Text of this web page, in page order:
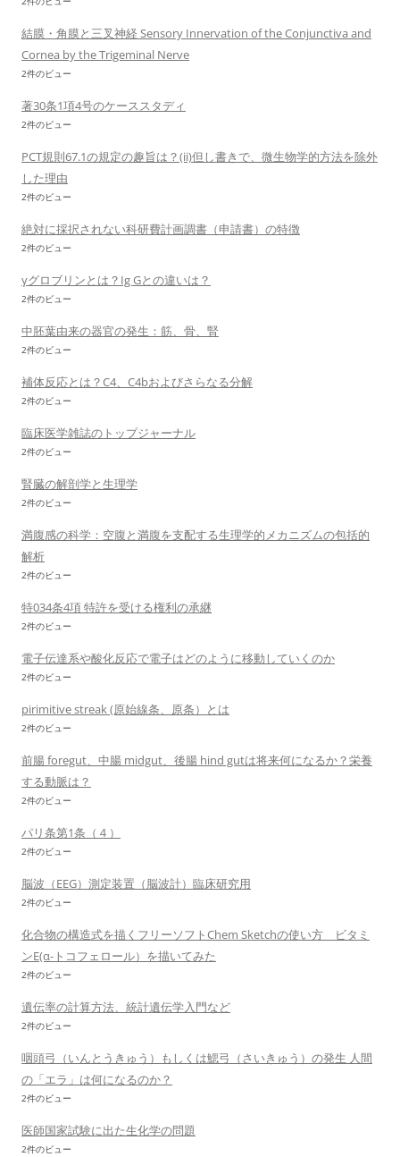
結膜・角膜と三叉神経 Sensory Innervation of the Conjunctiva and
Cornea by the Trigeminal Nerve
2件のビュー
著30条1項4号のケーススタディ
2件のビュー
PCT規則67.1の規定の趣旨は？(ii)但し書きで、微生物学的方法を除外
した理由
2件のビュー
絶対に採択されない科研費計画調書（申請書）の特徴
2件のビュー
γグロブリンとは？Ig Gとの違いは？
2件のビュー
中胚葉由来の器官の発生：筋、骨、腎
2件のビュー
補体反応とは？C4、C4bおよびさらなる分解
2件のビュー
臨床医学雑誌のトップジャーナル
2件のビュー
腎臓の解剖学と生理学
2件のビュー
満腹感の科学：空腹と満腹を支配する生理学的メカニズムの包括的
解析
2件のビュー
特034条4項 特許を受ける権利の承継
2件のビュー
電子伝達系や酸化反応で電子はどのように移動していくのか
2件のビュー
pirimitive streak (原始線条、原条）とは
2件のビュー
前腸 foregut、中腸 midgut、後腸 hind gutは将来何になるか？栄養
する動脈は？
2件のビュー
パリ条第1条（４）
2件のビュー
脳波（EEG）測定装置（脳波計）臨床研究用
2件のビュー
化合物の構造式を描くフリーソフトChem Sketchの使い方 ビタミ
ンE(α-トコフェロール）を描いてみた
2件のビュー
遺伝率の計算方法、統計遺伝学入門など
2件のビュー
咽頭弓（いんとうきゅう）もしくは鰓弓（さいきゅう）の発生 人間
の「エラ」は何になるのか？
2件のビュー
医師国家試験に出た生化学の問題
2件のビュー